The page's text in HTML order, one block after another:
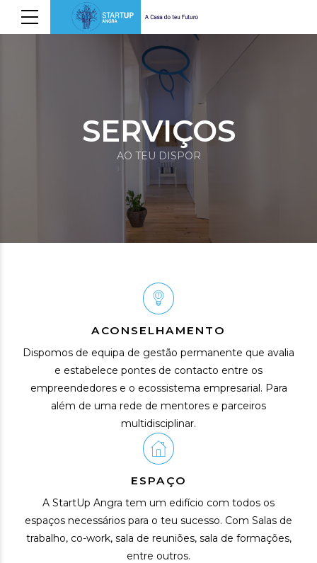
SERVIÇOS
AO TEU DISPOR
ACONSELHAMENTO
Dispomos de equipa de gestão permanente que avalia
e estabelece pontes de contacto entre os
empreendedores e o ecossistema empresarial. Para
além de uma rede de mentores e parceiros
multidisciplinar.
ESPAÇO
A StartUp Angra tem um edifício com todos os
espaços necessários para o teu sucesso. Com Salas de
trabalho, co-work, sala de reuniões, sala de formações,
entre outros.